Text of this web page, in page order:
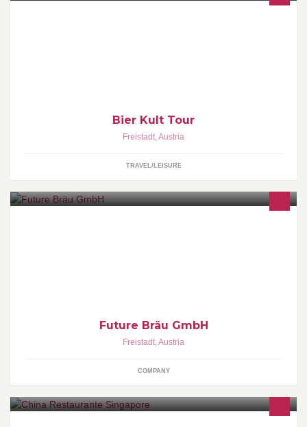
Bier Kult Tour
Freistadt,Austria
TRAVEL/LEISURE
Future Bräu GmbH
Freistadt,Austria
COMPANY